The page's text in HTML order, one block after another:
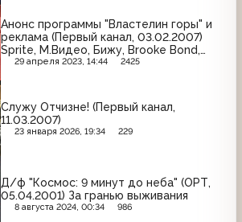
Анонс программы "Властелин горы" и
реклама (Первый канал, 03.02.2007)
Sprite, М.Видео, Бижу, Brooke Bond,
L'Oreal, Tiret, Escada, Фервекс, Actimel,
29 апреля 2023, 14:44 2425
Служу Отчизне! (Первый канал,
11.03.2007)
23 января 2026, 19:34 229
Д/ф "Космос: 9 минут до неба" (ОРТ,
05.04.2001) За гранью выживания
8 августа 2024, 00:34 986